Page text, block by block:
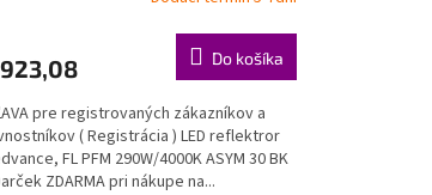
R
M
O
Do košíka
pre registrovaných zákazníkov a
( Registrácia ) LED reflektror
FL PFM 290W/4000K ASYM 30 BK
ZDARMA pri nákupe na...